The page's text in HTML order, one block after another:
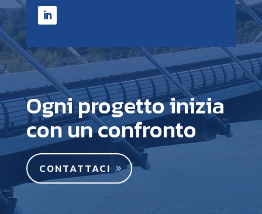
Ogni progetto inizia
con un confronto
CONTATTACI